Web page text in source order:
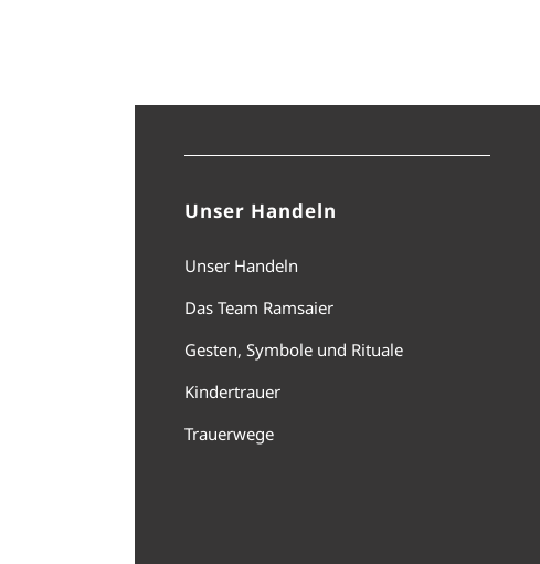
Unser Handeln
Unser Handeln
Das Team Ramsaier
Gesten, Symbole und Rituale
Kindertrauer
Trauerwege